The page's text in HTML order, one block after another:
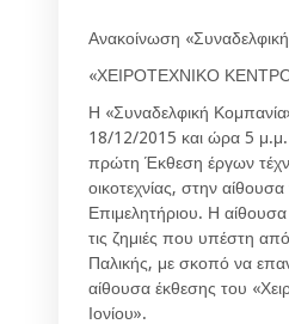
Ανακοίνωση
«ΧΕΙΡΟΤΕΧΝΙΚΟ
Η «Συναδελφική
18/12/2015 και ώρα 5 μ.μ.
πρώτη Έκθεση έργων
οικοτεχνίας, στην
Επιμελητήριου. Η
τις ζημιές που υπέστη
Παλικής, με σκοπό να
αίθουσα έκθεσης του
Ιονίου».